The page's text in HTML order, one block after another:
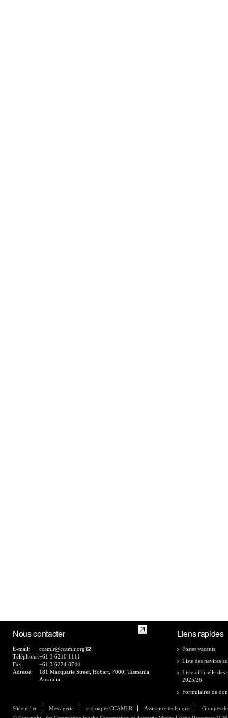
Nous contacter
E-mail:
ccamlr@ccamlr.org
Téléphone:+61 3 6210 1111
Fax:
+61 3 6224 8744
Adresse:
181 Macquarie Street, Hobart, 7000, Tasmania,
Australia
Liens rapides
Postes vacants
Liste des navires
Liste officielle des
2025/26
Formulaires de
S'identifier Messagerie e-groupes CCAMLR Assistance technique
Groupes